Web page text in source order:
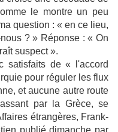
le montre un peu
question : « en ce lieu,
? » Réponse : « On
suspect ».
satisfaits de « l'accord
pour réguler les flux
et aucune autre route
par la Grèce, se
étrangères, Frank-
publié dimanche par